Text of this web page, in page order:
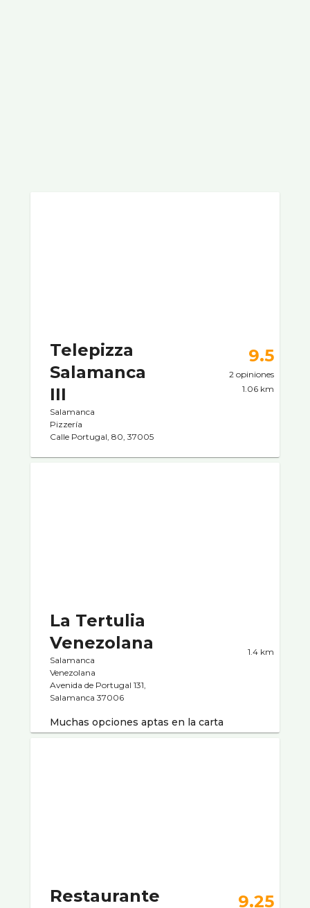
Telepizza
Salamanca
III
Salamanca
Pizzerí­a
Calle Portugal, 80, 37005
9.5
2 opiniones
1.06 km
La Tertulia
Venezolana
Salamanca
Venezolana
Avenida de Portugal 131,
Salamanca 37006
1.4 km
Muchas opciones aptas en la carta
Restaurante
9.25